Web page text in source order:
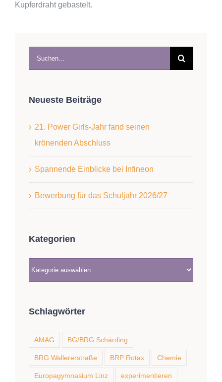
Kupferdraht gebastelt.
Suche
nach:
Neueste Beiträge
21. Power Girls-Jahr fand seinen
krönenden Abschluss
Spannende Einblicke bei Infineon
Bewerbung für das Schuljahr 2026/27
Kategorien
Kategorien
Schlagwörter
AMAG BG/BRG Schärding
BRG Wallererstraße BRP Rotax Chemie
Europagymnasium Linz experimentieren